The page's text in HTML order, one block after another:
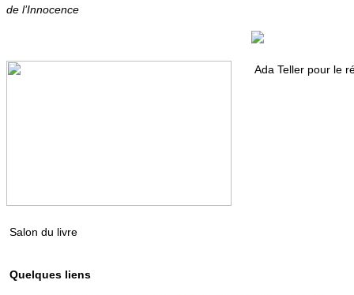
de l’Innocence
Salon du livre
Ada Teller pour le
Quelques liens